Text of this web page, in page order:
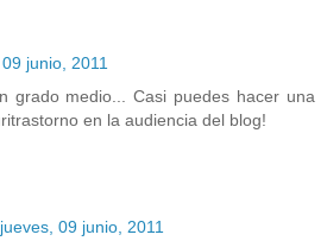
junio, 2011
grado medio... Casi puedes hacer una
en la audiencia del blog!
jueves, 09 junio, 2011